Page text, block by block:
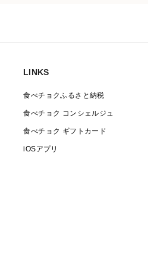
LINKS
食べチョクふるさと納税
食べチョク コンシェルジュ
食べチョク ギフトカード
iOSアプリ